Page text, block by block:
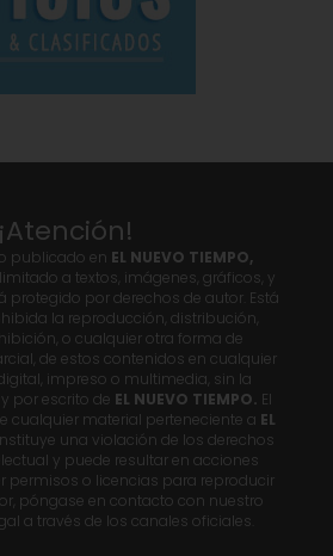
¡Atención!
publicado en EL NUEVO TIEMPO,
a textos, imágenes, gráficos, y
protegido por derechos de autor. Está
la reproducción, distribución,
o cualquier otra forma de
de estos contenidos en cualquier
impreso o multimedia, sin la
por escrito de EL NUEVO TIEMPO. El
cualquier material perteneciente a EL
una violación de los derechos
y puede resultar en acciones
permisos o licencias para reproducir
póngase en contacto con nuestro
a través de los canales oficiales.